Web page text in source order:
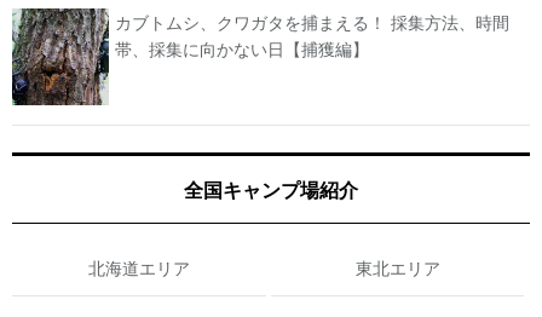
カブトムシ、クワガタを捕まえる！ 採集方法、時間
帯、採集に向かない日【捕獲編】
全国キャンプ場紹介
北海道エリア 東北エリア